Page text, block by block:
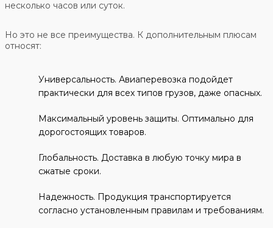
несколько часов или суток.
Но это не все преимущества. К дополнительным плюсам
относят:
Универсальность. Авиаперевозка подойдет
практически для всех типов грузов, даже опасных.
Максимальный уровень защиты. Оптимально для
дорогостоящих товаров.
Глобальность. Доставка в любую точку мира в
сжатые сроки.
Надежность. Продукция транспортируется
согласно установленным правилам и требованиям.